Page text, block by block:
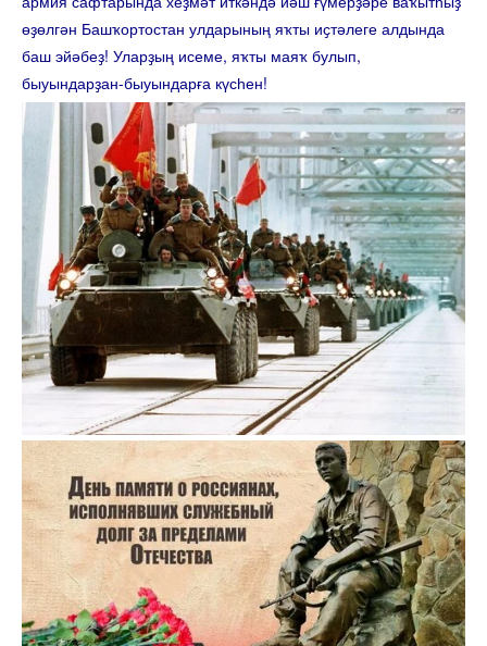
өҙөлгән Башҡортостан улдарының яҡты иҫтәлеге алдында
баш эйәбеҙ! Уларҙың исеме, яҡты маяҡ булып,
быуындарҙан-быуындарға күсһен!